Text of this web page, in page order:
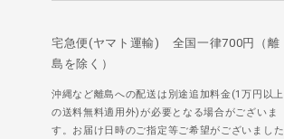
宅急便(ヤマト運輸) 全国一律700円（離
島を除く）
沖縄など離島への配送は別途追加料金(1万円以上
の送料無料適用外)が必要となる場合がございま
す。お届け日時のご指定等ご希望がございました